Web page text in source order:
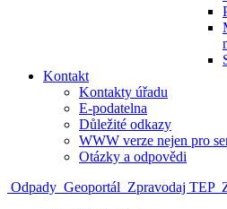
Kontakt
Kontakty úřadu
E-podatelna
Důležité odkazy
WWW verze nejen pro
Otázky a odpovědi
Odpady Geoportál Zpravodaj TEP